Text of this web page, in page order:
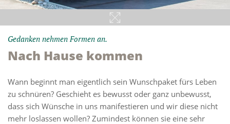
Gedanken nehmen Formen an.
Nach Hause kommen
Wann beginnt man eigentlich sein Wunschpaket fürs Leben
zu schnüren? Geschieht es bewusst oder ganz unbewusst,
dass sich Wünsche in uns manifestieren und wir diese nicht
mehr loslassen wollen? Zumindest können sie eine sehr